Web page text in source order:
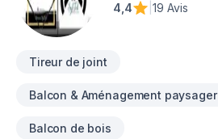
4,4
19 Avis
Tireur de joint
Balcon & Aménagement paysager
Balcon de bois